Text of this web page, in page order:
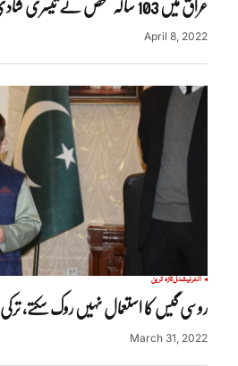
April 8, 2022
انٹرنیشنلتازہ ترین
روسی گیس کا استعمال نہیں روک سکتے، ترکی
March 31, 2022